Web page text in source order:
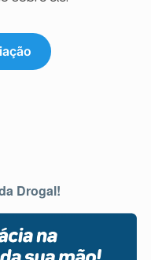
Drogal!